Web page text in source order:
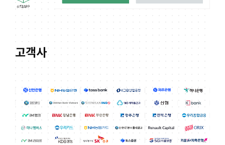
고객사